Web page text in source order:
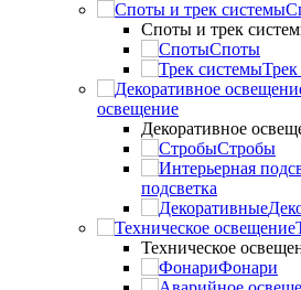
Споты и трек
Споты
освещение
Декоративное
Стробы
подсветка
Техническое
Фонари